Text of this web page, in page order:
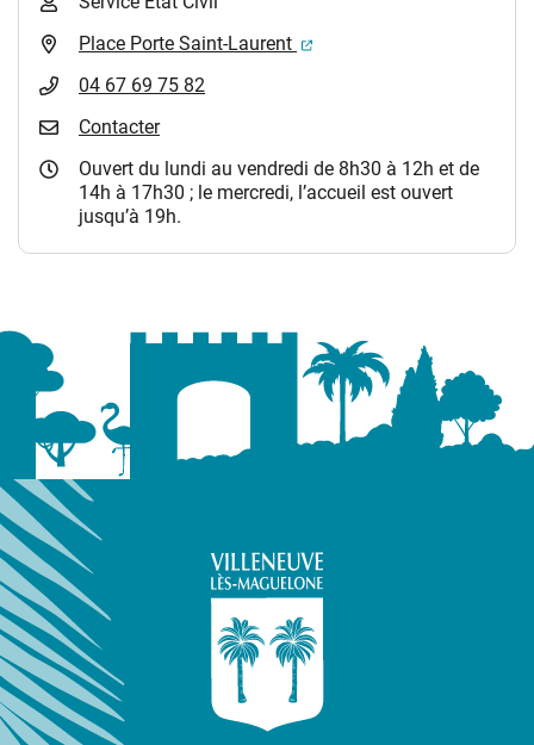
Place Porte Saint-Laurent
(ouverture dans un
04 67 69 75 82
Contacter
Ouvert du lundi au vendredi de 8h30 à 12h et de
14h à 17h30 ; le mercredi, l’accueil est ouvert
jusqu’à 19h.